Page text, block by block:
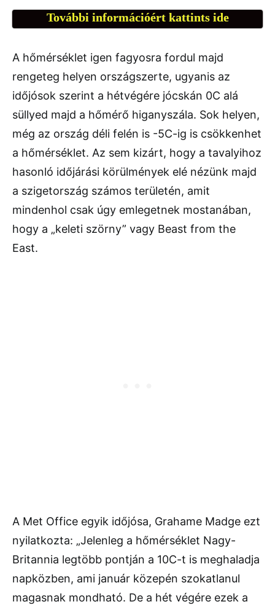
További információért kattints ide
A hőmérséklet igen fagyosra fordul majd
rengeteg helyen országszerte, ugyanis az
időjósok szerint a hétvégére jócskán 0C alá
süllyed majd a hőmérő higanyszála. Sok helyen,
még az ország déli felén is -5C-ig is csökkenhet
a hőmérséklet. Az sem kizárt, hogy a tavalyihoz
hasonló időjárási körülmények elé nézünk majd
a szigetország számos területén, amit
mindenhol csak úgy emlegetnek mostanában,
hogy a „keleti szörny” vagy Beast from the
East.
A Met Office egyik időjósa, Grahame Madge ezt
nyilatkozta: „Jelenleg a hőmérséklet Nagy-
Britannia legtöbb pontján a 10C-t is meghaladja
napközben, ami január közepén szokatlanul
magasnak mondható. De a hét végére ezek a